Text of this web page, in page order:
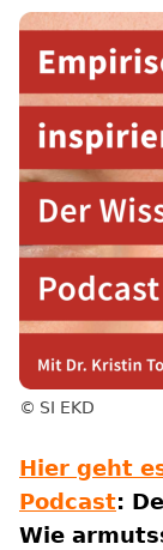
SI EKD
Hier geht
Podcast:
Wie